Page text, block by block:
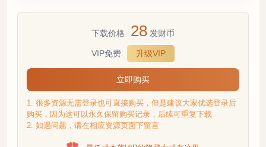
下载价格 28 发财币
VIP免费 升级VIP
立即购买
1. 很多资源无需登录也可直接购买，但是建议大家优选登录后
购买，因为这可以永久保留购买记录，后续可重复下载
2. 如遇问题，请在相应资源页面下留言